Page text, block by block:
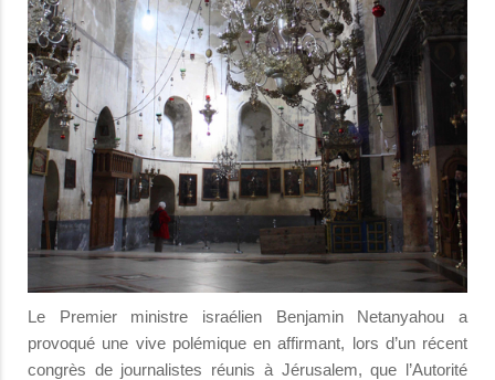
Le Premier ministre israélien Benjamin Netanyahou a
provoqué une vive polémique en affirmant, lors d’un récent
congrès de journalistes réunis à Jérusalem, que l’Autorité